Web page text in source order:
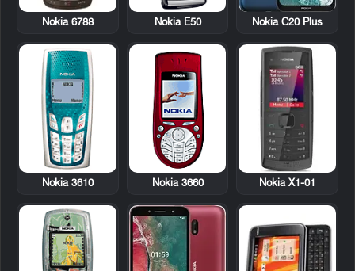
Nokia C20 Plus
Nokia E50
Nokia 6788
Nokia X1-01
Nokia 3660
Nokia 3610